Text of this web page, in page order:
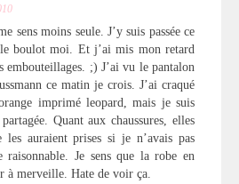
sens moins seule. J’y suis passée ce
boulot moi. Et j’ai mis mon retard
embouteillages. ;) J’ai vu le pantalon
ce matin je crois. J’ai craqué
imprimé leopard, mais je suis
Quant aux chaussures, elles
les auraient prises si je n’avais pas
raisonnable. Je sens que la robe en
à merveille. Hate de voir ça.